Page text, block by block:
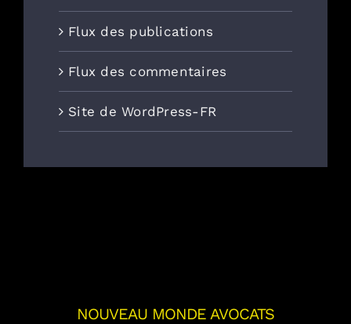
Flux des publications
Flux des commentaires
Site de WordPress-FR
NOUVEAU MONDE AVOCATS